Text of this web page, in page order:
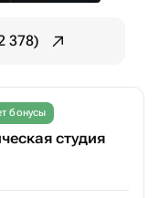
378)
бонусы
студия